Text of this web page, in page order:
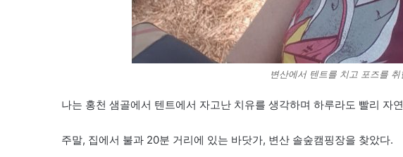
변산에서 텐트를 치고 포즈를 취
나는 홍천 샘골에서 텐트에서 자고난 치유를 생각하며 하루라도 빨리 자
주말, 집에서 불과 20분 거리에 있는 바닷가, 변산 솔숲캠핑장을 찾았다.